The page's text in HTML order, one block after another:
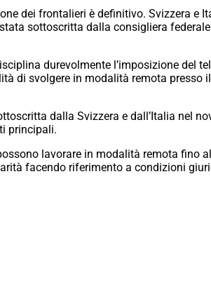
dei frontalieri è definitivo. Svizzera e
sottoscritta dalla consigliera
durevolmente l’imposizione del
di svolgere in modalità remota presso
dalla Svizzera e dall’Italia nel
principali.
lavorare in modalità remota fino
facendo riferimento a condizioni